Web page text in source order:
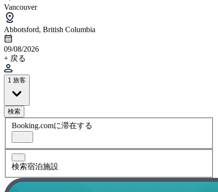
Vancouver
Abbotsford, British Columbia
09/08/2026
+ 戻る
1 旅客
検索
Booking.comに滞在する
検索宿泊施設